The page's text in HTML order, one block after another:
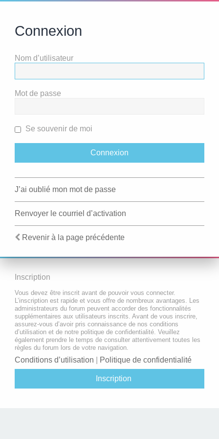
Connexion
Nom d’utilisateur
Mot de passe
Se souvenir de moi
J’ai oublié mon mot de passe
Renvoyer le courriel d’activation
Revenir à la page précédente
Inscription
Vous devez être inscrit avant de pouvoir vous connecter.
L’inscription est rapide et vous offre de nombreux avantages. Les
administrateurs du forum peuvent accorder des fonctionnalités
supplémentaires aux utilisateurs inscrits. Avant de vous inscrire,
assurez-vous d’avoir pris connaissance de nos conditions
d’utilisation et de notre politique de confidentialité. Veuillez
également prendre le temps de consulter attentivement toutes les
règles du forum lors de votre navigation.
Conditions d’utilisation Politique de confidentialité
Inscription